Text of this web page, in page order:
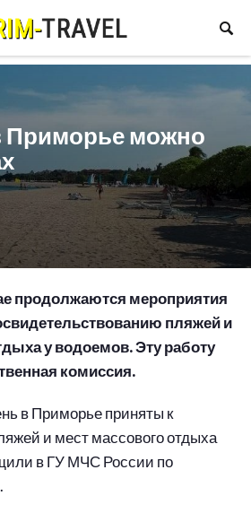
Приморье можно
продолжаются мероприятия
пляжей и
у водоемов. Эту работу
комиссия.
в Приморье приняты к
и мест массового отдыха
в ГУ МЧС России по